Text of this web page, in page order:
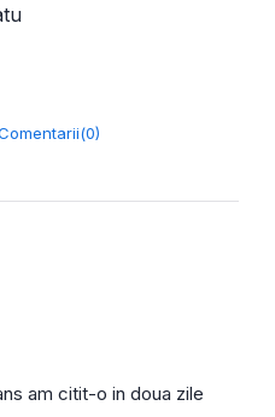
am citit-o in doua zile